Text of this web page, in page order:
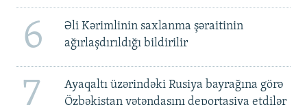
6
Əli Kərimlinin saxlanma şəraitinin
ağırlaşdırıldığı bildirilir
7
Ayaqaltı üzərindəki Rusiya bayrağına görə
Özbəkistan vətəndaşını deportasiya etdilər